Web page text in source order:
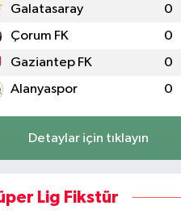
Galatasaray 0
Çorum FK 0
Gaziantep FK 0
Alanyaspor 0
Detaylar için tıklayın
Lig Fikstür